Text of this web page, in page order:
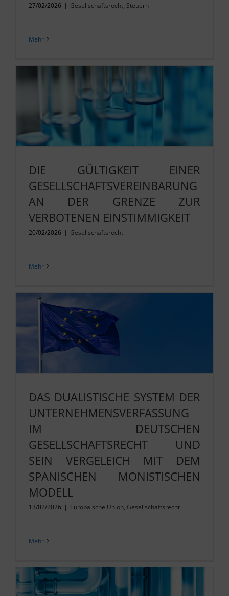
27/02/2026 | Gesellschaftsrecht, Steuern
Mehr
DIE GÜLTIGKEIT EINER
GESELLSCHAFTSVEREINBARUNG
AN DER GRENZE ZUR
VERBOTENEN EINSTIMMIGKEIT
20/02/2026 | Gesellschaftsrecht
Mehr
DAS DUALISTISCHE SYSTEM DER
UNTERNEHMENSVERFASSUNG
IM DEUTSCHEN
GESELLSCHAFTSRECHT UND
SEIN VERGELEICH MIT DEM
SPANISCHEN MONISTISCHEN
MODELL
13/02/2026 | Europäische Union, Gesellschaftsrecht
Mehr